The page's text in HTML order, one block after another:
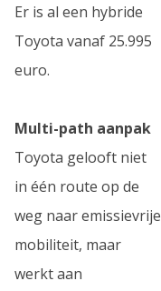
Er is al een hybride
Toyota vanaf 25.995
euro.
Multi-path aanpak
Toyota gelooft niet
in één route op de
weg naar emissievrije
mobiliteit, maar
werkt aan